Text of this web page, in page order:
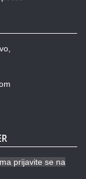
prijavite se na